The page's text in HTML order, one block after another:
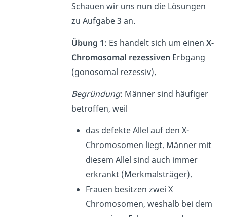
Schauen wir uns nun die Lösungen
zu Aufgabe 3 an.
Übung 1: Es handelt sich um einenX-
Chromosomal rezessiven Erbgang
(gonosomal rezessiv).
Begründung: Männer sind häufiger
betroffen, weil
das defekte Allel auf den X-
Chromosomen liegt. Männer mit
diesem Allel sind auch immer
erkrankt (Merkmalsträger).
Frauen besitzen zwei X
Chromosomen, weshalb bei dem